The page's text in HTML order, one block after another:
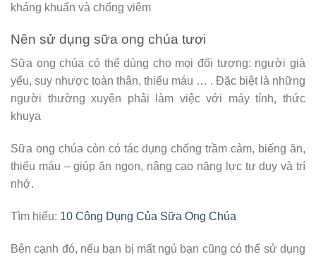
kháng khuẩn và chống viêm
Nên sử dụng sữa ong chúa tươi
Sữa ong chúa có thể dùng cho mọi đối tượng: người già
yếu, suy nhược toàn thân, thiếu máu … . Đặc biệt là những
người thường xuyên phải làm việc với máy tính, thức
khuya
Sữa ong chúa còn có tác dụng chống trầm cảm, biếng ăn,
thiếu máu – giúp ăn ngon, nâng cao năng lực tư duy và trí
nhớ.
Tìm hiểu: 10 Công Dụng Của Sữa Ong Chúa
Bên cạnh đó, nếu bạn bị mất ngủ bạn cũng có thể sử dụng